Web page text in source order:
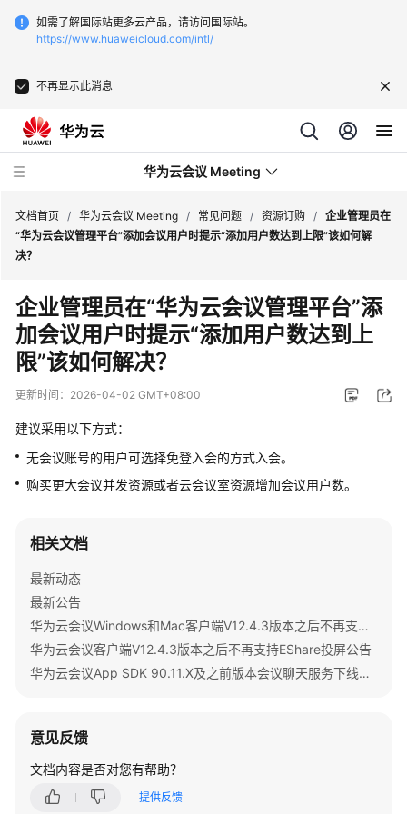
如需了解国际站更多云产品，请访问国际站。
https://www.huaweicloud.com/intl/
不再显示此消息
华为云会议 Meeting
新
动
态
服
务
告
产
品
绍
计
费
说
购
南
文档首页 / 华为云会议 Meeting / 常见问题 / 资源订购 / 企业管理员在
“华为云会议管理平台”添加会议用户时提示“添加用户数达到上限”该如何解
决？
企业管理员在“华为云会议管理平台”添
加会议用户时提示“添加用户数达到上
限”该如何解决？
更新时间： 2026-04-02 GMT+08:00
建议采用以下方式：
无会议账号的用户可选择免登入会的方式入会。
购买更大会议并发资源或者云会议室资源增加会议用户数。
相关文档
最新动态
最新公告
华为云会议Windows和Mac客户端V12.4.3版本之后不再支持IdeaShare投屏公告
华为云会议客户端V12.4.3版本之后不再支持EShare投屏公告
华为云会议App SDK 90.11.X及之前版本会议聊天服务下线公告
意见反馈
文档内容是否对您有帮助？
提供反馈